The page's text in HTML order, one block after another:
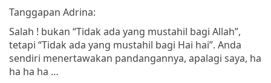
Tanggapan Adrina:
Salah ! bukan “Tidak ada yang mustahil bagi Allah”,
tetapi “Tidak ada yang mustahil bagi Hai hai”. Anda
sendiri menertawakan pandangannya, apalagi saya, ha
ha ha ha …